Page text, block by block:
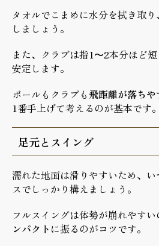
タオルでこまめに水分を拭き取り、
しましょう。
また、クラブは指1〜2本分ほど
安定します。
ボールもクラブも 飛距離が落ちや
1番手上げて考えるのが基本です。
足元とスイング
濡れた地面は滑りやすいため、
スでしっかり構えましょう。
フルスイングは体勢が崩れやすい
ンパクト に振るのがコツです。